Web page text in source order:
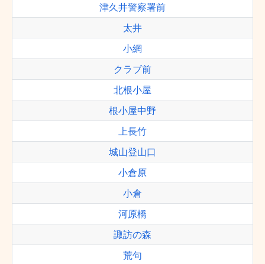
津久井警察署前
太井
小網
クラブ前
北根小屋
根小屋中野
上長竹
城山登山口
小倉原
小倉
河原橋
諏訪の森
荒句